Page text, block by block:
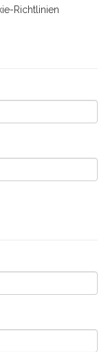
Richtlinien